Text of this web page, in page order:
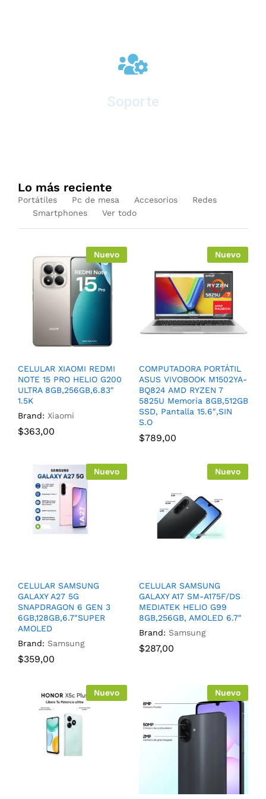
Soporte
Lo más reciente
Portátiles Pc de mesa Accesorios
Redes
Smartphones
Ver todo
Nuevo
CELULAR XIAOMI REDMI
NOTE 15 PRO HELIO G200
ULTRA 8GB,256GB,6.83″
1.5K
Brand: Xiaomi
$363,00
Nuevo
COMPUTADORA PORTÁTIL
ASUS VIVOBOOK M1502YA-
BQ824 AMD RYZEN 7
5825U Memoria 8GB,512GB
SSD, Pantalla 15.6″,SIN
S.O
$789,00
Nuevo
CELULAR SAMSUNG
GALAXY A27 5G
SNAPDRAGON 6 GEN 3
6GB,128GB,6.7″SUPER
AMOLED
Brand: Samsung
$359,00
Nuevo
CELULAR SAMSUNG
GALAXY A17 SM-A175F/DS
MEDIATEK HELIO G99
8GB,256GB, AMOLED 6.7″
Brand: Samsung
$287,00
Nuevo Nuevo